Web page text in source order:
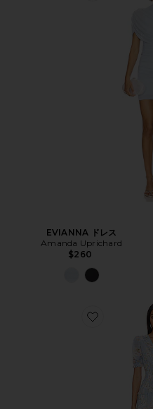
EVIANNA ドレス
Amanda Uprichard
$260